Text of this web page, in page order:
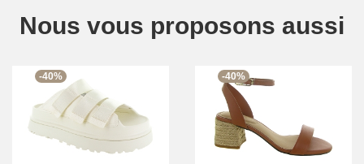
Nous vous proposons aussi
-40% -40%